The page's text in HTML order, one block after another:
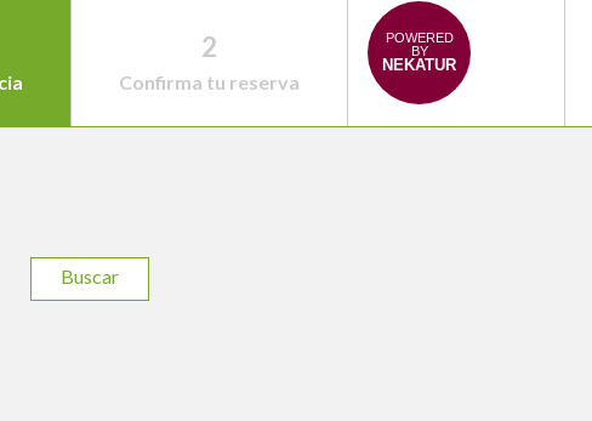
2
Confirma tu reserva
POWERED
BY
NEKATUR
Buscar